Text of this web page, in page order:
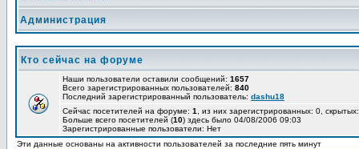
Администрация
Кто сейчас на форуме
Наши пользователи оставили сообщений: 1657
Всего зарегистрированных пользователей: 840
Последний зарегистрированный пользователь: dashu18
Сейчас посетителей на форуме: 1
, из них зарегистрированных: 0,
Больше всего посетителей (10) здесь было 04/08/2006 09:03
Зарегистрированные пользователи: Нет
Эти данные основаны на активности пользователей за последние пять минут